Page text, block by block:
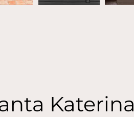
Katerina